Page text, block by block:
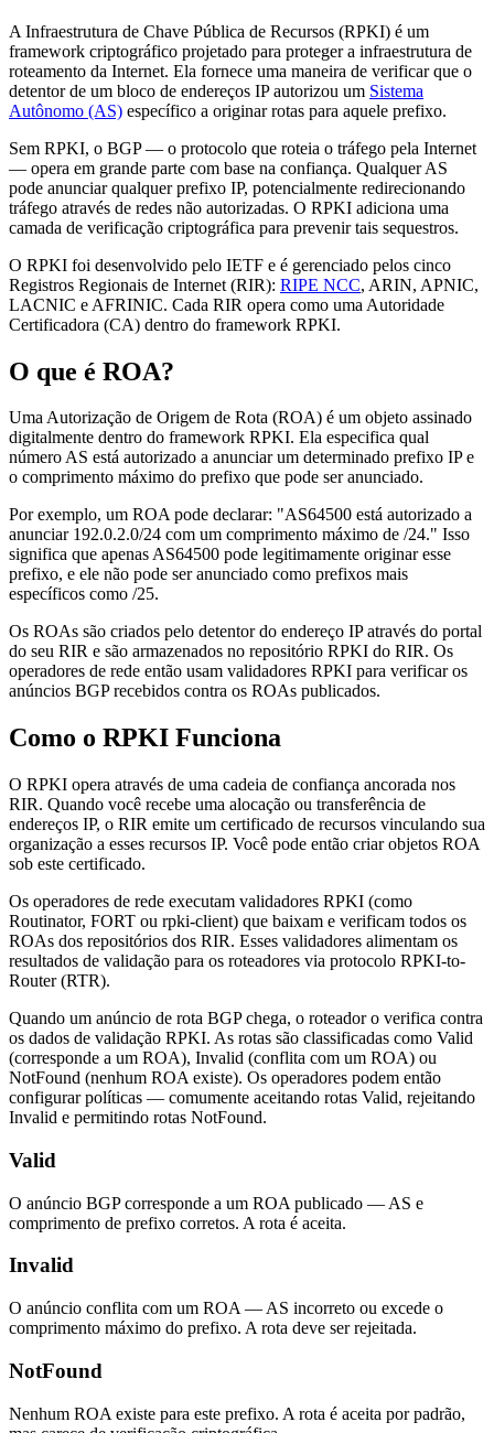
A Infraestrutura de Chave Pública de Recursos (RPKI) é um
framework criptográfico projetado para proteger a infraestrutura de
roteamento da Internet. Ela fornece uma maneira de verificar que o
detentor de um bloco de endereços IP autorizou um Sistema
Autônomo (AS) específico a originar rotas para aquele prefixo.
Sem RPKI, o BGP — o protocolo que roteia o tráfego pela Internet
— opera em grande parte com base na confiança. Qualquer AS
pode anunciar qualquer prefixo IP, potencialmente redirecionando
tráfego através de redes não autorizadas. O RPKI adiciona uma
camada de verificação criptográfica para prevenir tais sequestros.
O RPKI foi desenvolvido pelo IETF e é gerenciado pelos cinco
Registros Regionais de Internet (RIR): RIPE NCC, ARIN, APNIC,
LACNIC e AFRINIC. Cada RIR opera como uma Autoridade
Certificadora (CA) dentro do framework RPKI.
O que é ROA?
Uma Autorização de Origem de Rota (ROA) é um objeto assinado
digitalmente dentro do framework RPKI. Ela especifica qual
número AS está autorizado a anunciar um determinado prefixo IP e
o comprimento máximo do prefixo que pode ser anunciado.
Por exemplo, um ROA pode declarar: "AS64500 está autorizado a
anunciar 192.0.2.0/24 com um comprimento máximo de /24." Isso
significa que apenas AS64500 pode legitimamente originar esse
prefixo, e ele não pode ser anunciado como prefixos mais
específicos como /25.
Os ROAs são criados pelo detentor do endereço IP através do portal
do seu RIR e são armazenados no repositório RPKI do RIR. Os
operadores de rede então usam validadores RPKI para verificar os
anúncios BGP recebidos contra os ROAs publicados.
Como o RPKI Funciona
O RPKI opera através de uma cadeia de confiança ancorada nos
RIR. Quando você recebe uma alocação ou transferência de
endereços IP, o RIR emite um certificado de recursos vinculando sua
organização a esses recursos IP. Você pode então criar objetos ROA
sob este certificado.
Os operadores de rede executam validadores RPKI (como
Routinator, FORT ou rpki-client) que baixam e verificam todos os
ROAs dos repositórios dos RIR. Esses validadores alimentam os
resultados de validação para os roteadores via protocolo RPKI-to-
Router (RTR).
Quando um anúncio de rota BGP chega, o roteador o verifica contra
os dados de validação RPKI. As rotas são classificadas como Valid
(corresponde a um ROA), Invalid (conflita com um ROA) ou
NotFound (nenhum ROA existe). Os operadores podem então
configurar políticas — comumente aceitando rotas Valid, rejeitando
Invalid e permitindo rotas NotFound.
Valid
O anúncio BGP corresponde a um ROA publicado — AS e
comprimento de prefixo corretos. A rota é aceita.
Invalid
O anúncio conflita com um ROA — AS incorreto ou excede o
comprimento máximo do prefixo. A rota deve ser rejeitada.
NotFound
Nenhum ROA existe para este prefixo. A rota é aceita por padrão,